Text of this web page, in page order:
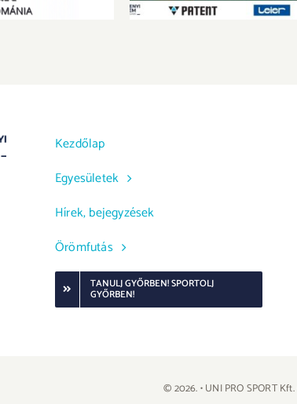
Kezdőlap
Egyesületek
Hírek, bejegyzések
Örömfutás
TANULJ GYŐRBEN! SPORTOLJ
GYŐRBEN!
© 2026. • UNI PRO SPORT